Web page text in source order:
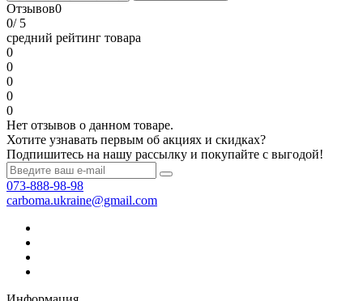
Отзывов0
0/ 5
средний рейтинг товара
0
0
0
0
0
Нет отзывов о данном товаре.
Хотите узнавать первым об акциях и скидках?
Подпишитесь на нашу рассылку и покупайте с выгодой!
073-888-98-98
carboma.ukraine@gmail.com